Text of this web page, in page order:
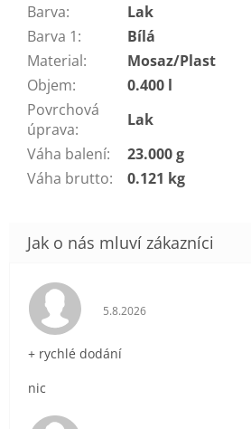
Barva:
Lak
Barva 1:
Bílá
Material:
Mosaz/Plast
Objem:
0.400 l
Povrchová
úprava:
Lak
Váha balení:
23.000 g
Váha brutto: 0.121 kg
Hodnocení obchodu je 5
5.8.2026
+ rychlé dodání
nic